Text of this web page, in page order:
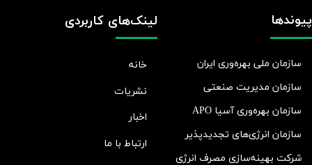
لینک‌های کاربردی
خانه
نشریات
اخبار
ارتباط با ما
پیوندها
سازمان ملی بهره‌وری ایران
سازمان مدیریت صنعتی
سازمان بهره‌وری آسیا APO
سازمان انرژی‌های تجدیدپذیر
شرکت بهينه‌سازی مصرف انرژی